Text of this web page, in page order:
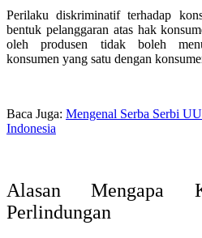
Perilaku diskriminatif terhadap
bentuk pelanggaran atas hak
oleh produsen tidak boleh
konsumen yang satu dengan
Baca Juga: Mengenal Serba Serbi
Indonesia
Alasan Mengapa
Perlindungan